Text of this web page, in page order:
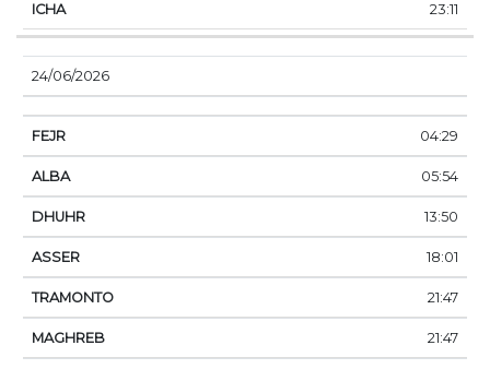
23:11
24/06/2026
04:29
05:54
13:50
18:01
21:47
21:47